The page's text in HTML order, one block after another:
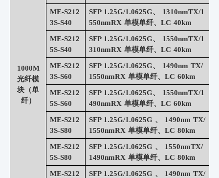
1000M
光纤模
块（单
纤）
ME-S212
3S-S40
SFP 1.25G/1.0625G、 1310nmTX/1
550nmRX 单模单纤、LC 40km
ME-S212
5S-S40
SFP 1.25G/1.0625G、 1550nmTX/1
310nmRX 单模单纤、LC 40km
ME-S212
3S-S60
SFP 1.25G/1.0625G、 1490nm TX/
1550nmRX 单模单纤、LC 60km
ME-S212
5S-S60
SFP 1.25G/1.0625G、 1550nmTX/1
490nmRX 单模单纤、LC 60km
ME-S212
3S-S80
SFP 1.25G/1.0625G 、 1490nm TX/
1550nmRX 单模单纤、LC 80km
ME-S212
5S-S80
SFP 1.25G/1.0625G 、 1550nmTX/
1490nmRX 单模单纤、LC 80km
ME-S212
SFP 1.25G/1.0625G 、 1490nm TX/